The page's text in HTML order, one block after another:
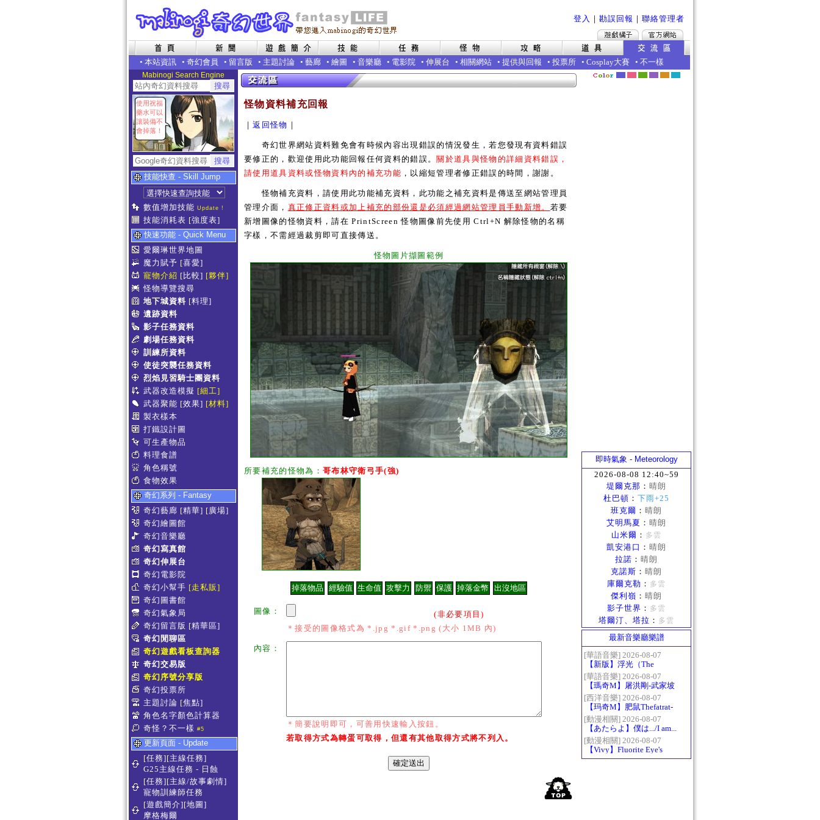
登入 ｜ 勘誤回報 ｜ 聯絡管理者
• 本站資訊 • 奇幻會員 • 留言版 • 主題討論 • 藝廊 • 繪圖 • 音樂廳 • 電影院 • 伸展台 • 相關網站 • 提供與回報 • 投票所 • Cosplay大賽 • 不一樣
Mabinogi Search Engine
使用祝福
藥水可以
讓裝備不
會掉落！
技能快查 - Skill Jump
數值增加技能 Update !
技能消耗表 [強度表]
快速功能 - Quick Menu
愛爾琳世界地圖
魔力賦予 [喜愛]
寵物介紹 [比較] [夥伴]
怪物導覽搜尋
地下城資料 [料理]
遺跡資料
影子任務資料
劇場任務資料
訓練所資料
使徒突襲任務資料
烈焰見習騎士團資料
武器改造模擬 [細工]
武器聚能 [效果] [材料]
製衣樣本
打鐵設計圖
可生產物品
料理食譜
角色稱號
食物效果
奇幻系列 - Fantasy
奇幻藝廊 [精華] [廣場]
奇幻繪圖館
奇幻音樂廳
奇幻寫真館
奇幻伸展台
奇幻電影院
奇幻小幫手 [走私販]
奇幻圖書館
奇幻氣象局
奇幻留言版 [精華區]
奇幻閒聊區
奇幻遊戲看板查詢器
奇幻交易版
奇幻序號分享版
奇幻投票所
主題討論 [焦點]
角色名字顏色計算器
奇怪？不一樣 #5
更新頁面 - Update
[任務][主線任務]
G25主線任務 - 日蝕
[任務][主線/故事劇情]
寵物訓練師任務
[遊戲簡介][地圖]
摩格梅爾
怪物資料補充回報
｜返回怪物 ｜
奇幻世界網站資料難免會有時候內容出現錯誤的情況發生，若您發現有資料錯誤
要修正的，歡迎使用此功能回報任何資料的錯誤。 關於道具與怪物的詳細資料錯誤，
請使用道具資料或怪物資料內的補充功能 ，以縮短管理者修正錯誤的時間，謝謝。
怪物補充資料，請使用此功能補充資料，此功能之補充資料是傳送至網站管理員
管理介面， 真正修正資料或加上補充的部份還是必須經過網站管理員手動新增。 若要
新增圖像的怪物資料，請在 PrintScreen 怪物圖像前先使用 Ctrl+N 解除怪物的名稱
字樣，不需經過裁剪即可直接傳送。
怪物圖片擷圖範例
所要補充的怪物為： 哥布林守衛弓手(強)
圖像：
(非必要項目)
＊接受的圖像格式為 *.jpg *.gif *.png (大小 1MB 內)
內容：
＊簡要說明即可，可善用快速輸入按鈕。
若取得方式為轉蛋可取得，但還有其他取得方式將不列入。
即時氣象 - Meteorology
2026-08-08 12:40~59
堤爾克那 ： 晴朗
杜巴頓 ： 下雨+25
班克爾 ： 晴朗
艾明馬夏 ： 晴朗
山米爾 ： 多雲
凱安港口 ： 晴朗
拉諾 ： 晴朗
克諾斯 ： 晴朗
庫爾克勒 ： 多雲
傑利嶺 ： 晴朗
影子世界 ： 多雲
塔爾汀、塔拉 ： 多雲
最新音樂廳樂譜
[華語音樂] 2026-08-07
【新版】浮光（The
History）：六和弦
[華語音樂] 2026-08-07
【瑪奇M】屠洪剛-武家坡
2021
[西洋音樂] 2026-08-07
【玛奇M】肥鼠Thefatrat-
Monody
[動漫相關] 2026-08-07
【あたらよ】僕は.../I am...
（我內心的糟糕念頭/僕の
心のヤバイやつ第二季
OP）
[動漫相關] 2026-08-07
【Vivy】Fluorite Eye's
Song